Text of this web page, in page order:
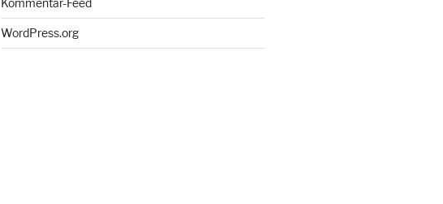
Kommentar-Feed
WordPress.org